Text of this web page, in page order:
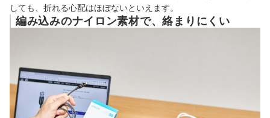
しても、折れる心配はほぼないといえます。
編み込みのナイロン素材で、絡まりにくい